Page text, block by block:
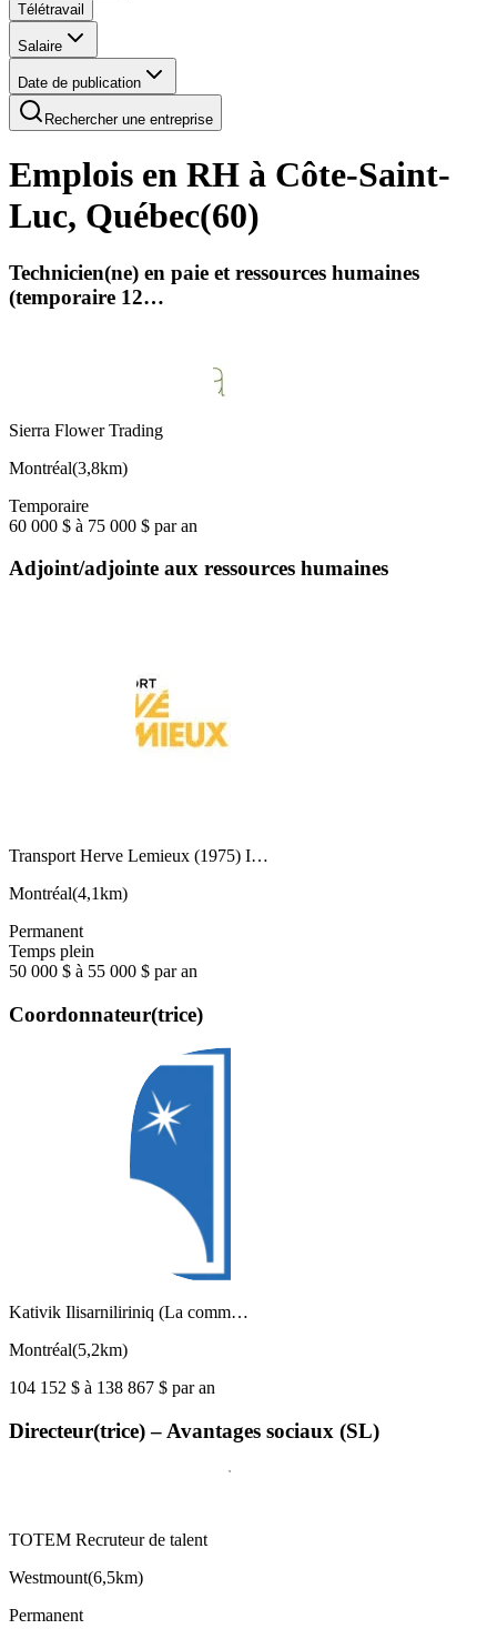
Télétravail
Salaire
Date de publication
Rechercher une entreprise
Emplois en RH à Côte-Saint-
Luc, Québec(60)
Technicien(ne) en paie et ressources humaines
(temporaire 12…
Sierra Flower Trading
Montréal(3,8km)
Temporaire
60 000 $ à 75 000 $ par an
Adjoint/adjointe aux ressources humaines
Transport Herve Lemieux (1975) I…
Montréal(4,1km)
Permanent
Temps plein
50 000 $ à 55 000 $ par an
Coordonnateur(trice)
Kativik Ilisarniliriniq (La comm…
Montréal(5,2km)
104 152 $ à 138 867 $ par an
Directeur(trice) – Avantages sociaux (SL)
TOTEM Recruteur de talent
Westmount(6,5km)
Permanent